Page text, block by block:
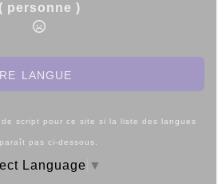
( personne )
langue
script pour ce site si la liste des langues
pas ci-dessous.
Language ▼